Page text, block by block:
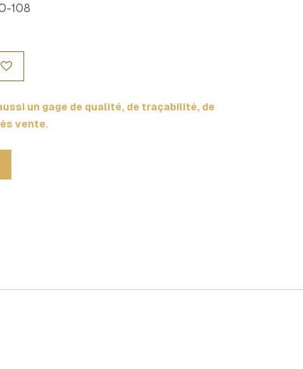
108
un gage de qualité, de traçabilité, de
vente.